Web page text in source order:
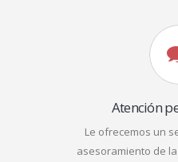
Atención
Le ofrecemos un
asesoramiento de